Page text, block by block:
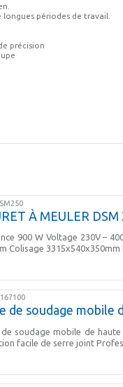
périodes de travail.
précision
À MEULER DSM
900 W Voltage 230V –
Colisage
de soudage mobile
soudage mobile de
facile de serre joint